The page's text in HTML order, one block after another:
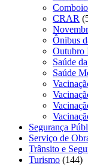
CRAR
Ônibus
Outubro
Saúde
Saúde
Segurança
Serviço de
Trânsito e
Turismo (144)